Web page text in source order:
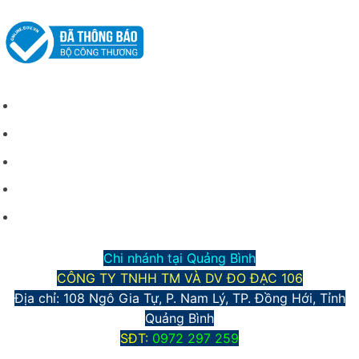
Chi nhánh tại Quảng Bình
CÔNG TY TNHH TM VÀ DV ĐO ĐẠC 106
Địa chỉ: 108 Ngô Gia Tự, P. Nam Lý, TP. Đồng Hới, Tỉnh
Quảng Bình
SĐT: 0972 297 259